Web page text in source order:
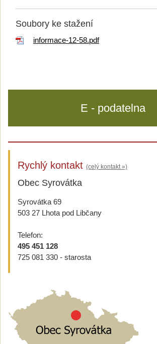
Soubory ke stažení
informace-12-58.pdf
E - podatelna
Rychlý kontakt (celý kontakt »)
Obec Syrovátka
Syrovátka 69
503 27 Lhota pod Libčany
Telefon:
495 451 128
725 081 330 - starosta